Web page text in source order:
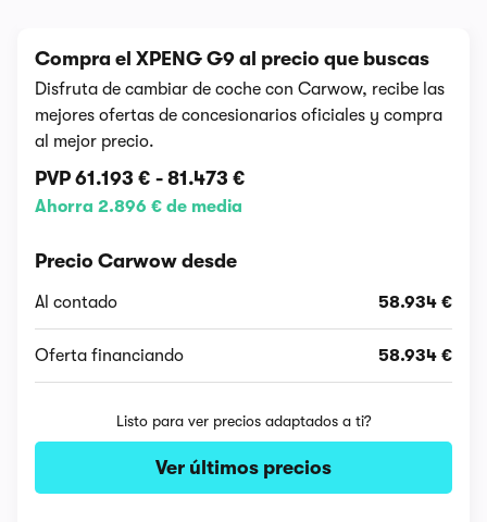
Compra el XPENG G9 al precio que buscas
Disfruta de cambiar de coche con Carwow, recibe las
mejores ofertas de concesionarios oficiales y compra
al mejor precio.
PVP 61.193 € - 81.473 €
Ahorra 2.896 € de media
Precio Carwow desde
Al contado 58.934 €
Oferta financiando 58.934 €
Listo para ver precios adaptados a ti?
Ver últimos precios